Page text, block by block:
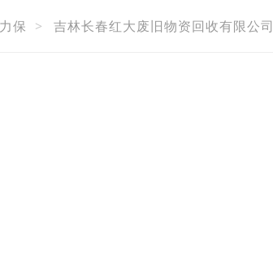
保 > 吉林长春红大废旧物资回收有限公司